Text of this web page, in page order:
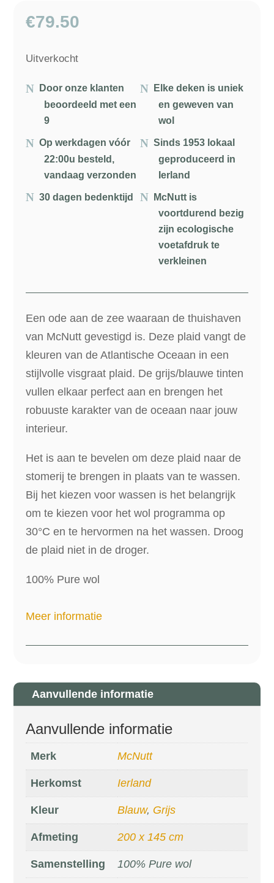
€79.50
Uitverkocht
Door onze klanten
beoordeeld met een
9
Op werkdagen vóór
22:00u besteld,
vandaag verzonden
30 dagen bedenktijd
Elke deken is uniek
en geweven van
wol
Sinds 1953 lokaal
geproduceerd in
Ierland
McNutt is
voortdurend bezig
zijn ecologische
voetafdruk te
verkleinen
Een ode aan de zee waaraan de thuishaven
van McNutt gevestigd is. Deze plaid vangt de
kleuren van de Atlantische Oceaan in een
stijlvolle visgraat plaid. De grijs/blauwe tinten
vullen elkaar perfect aan en brengen het
robuuste karakter van de oceaan naar jouw
interieur.
Het is aan te bevelen om deze plaid naar de
stomerij te brengen in plaats van te wassen.
Bij het kiezen voor wassen is het belangrijk
om te kiezen voor het wol programma op
30°C en te hervormen na het wassen. Droog
de plaid niet in de droger.
100% Pure wol
Meer informatie
Aanvullende informatie
Aanvullende informatie
Merk McNutt
Herkomst Ierland
Kleur Blauw, Grijs
Afmeting 200 x 145 cm
Samenstelling 100% Pure wol